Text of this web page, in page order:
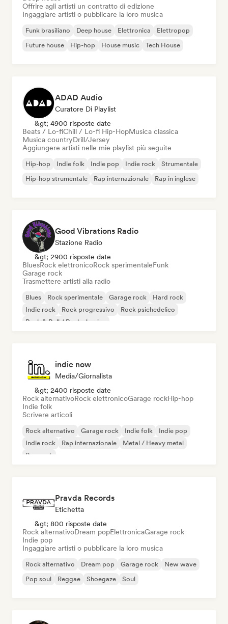
Offrire agli artisti un contratto di edizione
Ingaggiare artisti o pubblicare la loro musica
Funk brasiliano Deep house Elettronica
Elettropop
Future house
Hip-hop House music Tech House
ADAD Audio
Curatore Di Playlist
&gt; 4900 risposte date
Beats / Lo-fiChill / Lo-fi Hip-HopMusica classica
Musica countryDrill/Jersey
Aggiungere artisti nelle mie playlist più seguite
Hip-hop Indie folk Indie pop Indie rock
Strumentale
Hip-hop strumentale
Rap internazionale Rap in inglese
Good Vibrations Radio
Stazione Radio
&gt; 2900 risposte date
BluesRock elettronicoRock sperimentaleFunk
Garage rock
Trasmettere artisti alla radio
Blues Rock sperimentale Garage rock
Hard rock
Indie rock
Rock progressivo
Rock psichedelico
Rock & Roll / Rock classico
indie now
Media/Giornalista
&gt; 2400 risposte date
Rock alternativoRock elettronicoGarage rockHip-hop
Indie folk
Scrivere articoli
Rock alternativo Garage rock Indie folk
Indie pop
Indie rock
Rap internazionale
Metal / Heavy metal
Pop rock
Pravda Records
Etichetta
&gt; 800 risposte date
Rock alternativoDream popElettronicaGarage rock
Indie pop
Ingaggiare artisti o pubblicare la loro musica
Rock alternativo Dream pop Garage rock
New wave
Pop soul
Reggae Shoegaze Soul